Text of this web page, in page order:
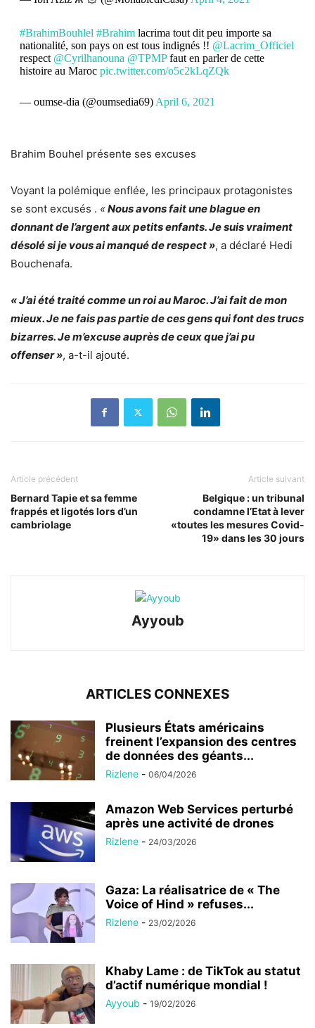
#BrahimBouhlel #Brahimlacrima tout dit peu importe sa
nationalité, son pays on est tous indignés !! @Lacrim_Officiel
respect @Cyrilhanouna @TPMPfaut en parler de cette
histoire au Maroc pic.twitter.com/o5c2kLqZQk
— oumse-dia (@oumsedia69) April 6, 2021
Brahim Bouhel présente ses excuses
Voyant la polémique enflée, les principaux protagonistes
se sont excusés . «Nous avons fait une blague en
donnant de l’argent aux petits enfants. Je suis vraiment
désolé si je vous ai manqué de respect », a déclaré Hedi
Bouchenafa.
« J’ai été traité comme un roi au Maroc. J’ai fait de mon
mieux. Je ne fais pas partie de ces gens qui font des trucs
bizarres. Je m’excuse auprès de ceux que j’ai pu
offenser », a-t-il ajouté.
Article précédent
Bernard Tapie et sa femme
frappés et ligotés lors d’un
cambriolage
Article suivant
Belgique : un tribunal
condamne l’Etat à lever
«toutes les mesures Covid-
19» dans les 30 jours
Ayyoub
ARTICLES CONNEXES
Plusieurs États américains
freinent l’expansion des centres
de données des géants...
Rizlene - 06/04/2026
Amazon Web Services perturbé
après une activité de drones
Rizlene - 24/03/2026
Gaza: La réalisatrice de « The
Voice of Hind » refuses...
Rizlene - 23/02/2026
Khaby Lame : de TikTok au statut
d’actif numérique mondial !
Ayyoub - 19/02/2026